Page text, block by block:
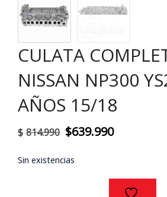
CULATA
NISSAN NP300
AÑOS 15/18
$ 814.990 El
original
$639.990El
es:
Sin existencias